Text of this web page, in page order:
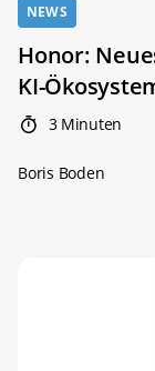
NEWS
Honor:
KI-
3 Minuten
Boris Boden